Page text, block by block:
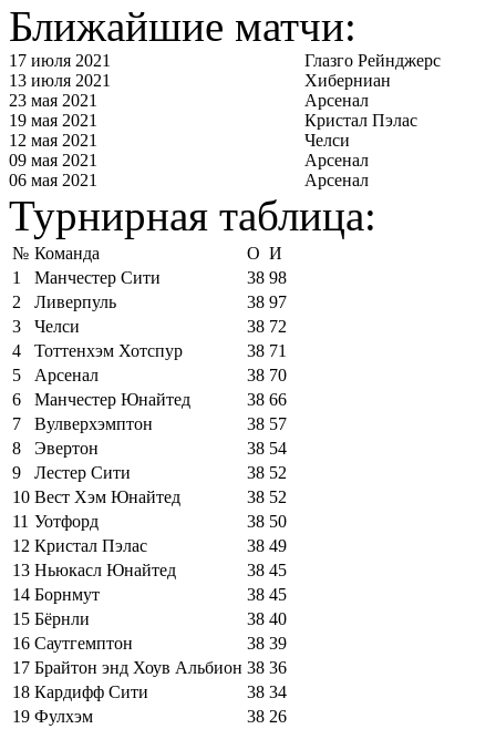
Ближайшие матчи:
17 июля 2021
Глазго Рейнджерс
13 июля 2021
Хиберниан
23 мая 2021
Арсенал
19 мая 2021
Кристал Пэлас
12 мая 2021
Челси
09 мая 2021
Арсенал
06 мая 2021
Арсенал
Турнирная таблица:
№ Команда О И
1
Манчестер Сити 38 98
2
Ливерпуль 38 97
3
Челси 38 72
4
Тоттенхэм Хотспур 38 71
5
Арсенал 38 70
6
Манчестер Юнайтед 38 66
7
Вулверхэмптон 38 57
8
Эвертон 38 54
9
Лестер Сити 38 52
10 Вест Хэм Юнайтед 38 52
11 Уотфорд 38 50
12 Кристал Пэлас 38 49
13 Ньюкасл Юнайтед 38 45
14 Борнмут 38 45
15 Бёрнли 38 40
16 Саутгемптон 38 39
17 Брайтон энд Хоув Альбион 38 36
18 Кардифф Сити 38 34
19 Фулхэм 38 26